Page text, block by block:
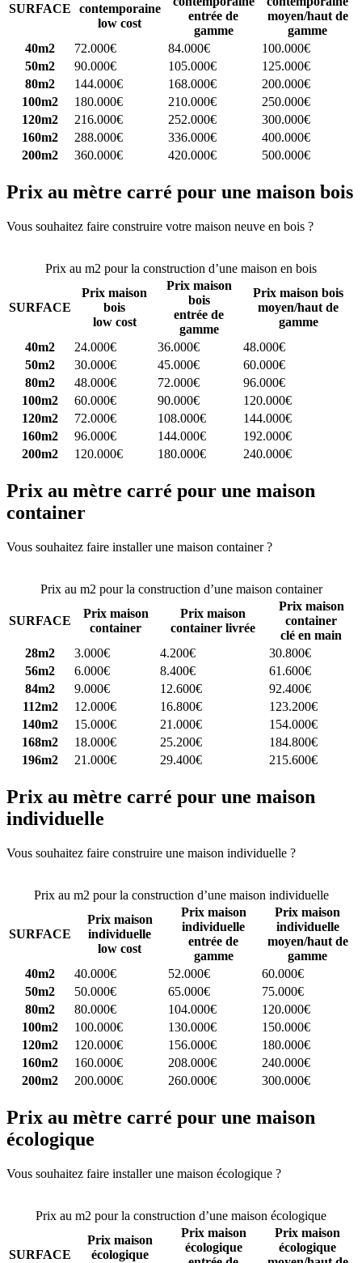
SURFACE
contemporaine
low cost
entrée de
gamme
moyen/haut de
gamme
40m2
72.000€ 84.000€
100.000€
50m2
90.000€ 105.000€
125.000€
80m2
144.000€ 168.000€
200.000€
100m2
180.000€ 210.000€
250.000€
120m2
216.000€ 252.000€
300.000€
160m2
288.000€ 336.000€
400.000€
200m2
360.000€ 420.000€ 500.000€
Prix au mètre carré pour une maison bois
Vous souhaitez faire construire votre maison neuve en bois ?
Prix au m2 pour la construction d’une maison en bois
SURFACE
Prix maison
bois
low cost
Prix maison
bois
entrée de
gamme
Prix maison bois
moyen/haut de
gamme
40m2
24.000€ 36.000€
48.000€
50m2
30.000€ 45.000€
60.000€
80m2
48.000€ 72.000€
96.000€
100m2
60.000€ 90.000€
120.000€
120m2
72.000€ 108.000€
144.000€
160m2
96.000€ 144.000€
192.000€
200m2
120.000€ 180.000€ 240.000€
Prix au mètre carré pour une maison
container
Vous souhaitez faire installer une maison container ?
Prix au m2 pour la construction d’une maison container
SURFACE
Prix maison
container
Prix maison
container livrée
Prix maison
container
clé en main
28m2
3.000€ 4.200€
30.800€
56m2
6.000€ 8.400€
61.600€
84m2
9.000€ 12.600€
92.400€
112m2
12.000€ 16.800€
123.200€
140m2
15.000€ 21.000€
154.000€
168m2
18.000€ 25.200€
184.800€
196m2
21.000€ 29.400€ 215.600€
Prix au mètre carré pour une maison
individuelle
Vous souhaitez faire construire une maison individuelle ?
Prix au m2 pour la construction d’une maison individuelle
SURFACE
Prix maison
individuelle
low cost
Prix maison
individuelle
entrée de
gamme
Prix maison
individuelle
moyen/haut de
gamme
40m2
40.000€ 52.000€
60.000€
50m2
50.000€ 65.000€
75.000€
80m2
80.000€ 104.000€
120.000€
100m2
100.000€ 130.000€
150.000€
120m2
120.000€ 156.000€
180.000€
160m2
160.000€ 208.000€
240.000€
200m2
200.000€ 260.000€ 300.000€
Prix au mètre carré pour une maison
écologique
Vous souhaitez faire installer une maison écologique ?
Prix au m2 pour la construction d’une maison écologique
SURFACE
Prix maison
écologique
Prix maison
écologique
Prix maison
écologique